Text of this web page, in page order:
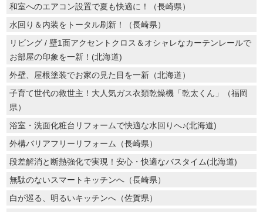
和室へのエアコン設置で夏も快適に！（長崎県）
水回り＆内装をトータル刷新！（長崎県）
リビング / 壁1面アクセントクロス＆オシャレなカーテンレールで
お部屋の印象を一新！(北海道)
外壁、屋根塗装でお家の見た目を一新（北海道）
子育て世代の救世主！大人気ガス衣類乾燥機「乾太くん」（福岡
県）
浴室・洗面化粧台リフォームで快適な水回りへ♪(北海道)
外構バリアフリーリフォーム（長崎県）
段差解消と断熱強化で実現！安心・快適なバスタイム(北海道)
無駄のないスマートキッチンへ（長崎県）
白が巡る、明るいキッチンへ（佐賀県）